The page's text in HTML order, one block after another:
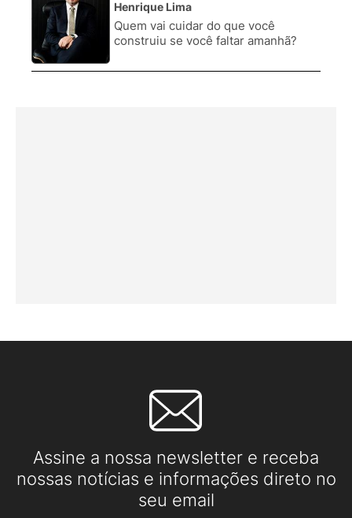
4.
Henrique Lima
Quem vai cuidar do que você
construiu se você faltar amanhã?
Assine a nossa newsletter e receba
nossas notícias e informações direto no
seu email